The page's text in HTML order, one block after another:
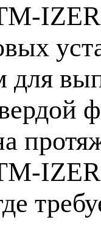
IZER
для
IZER